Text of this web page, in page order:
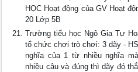
HỌC Hoạt động của GV Hoạt
20 Lớp 5B
Trường tiểu học Ngô Gia Tự
tổ chức chơi trò chơi: 3 dãy -
nghĩa của 1 từ nhiều nghĩa
nhiều câu và đúng thì dãy đó